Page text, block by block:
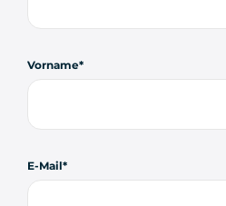
Vorname
E-Mail